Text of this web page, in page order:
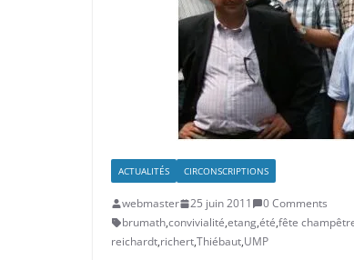
ACTUALITÉS CIRCONSCRIPTIONS
webmaster 25 juin 2011
0 Comments
brumath,convivialité,etang,été,fête
reichardt,richert,Thiébaut,UMP